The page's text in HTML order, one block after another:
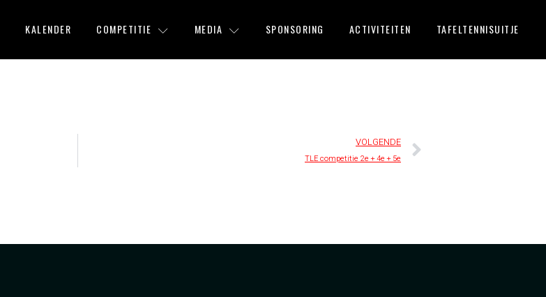
KALENDER COMPETITIE MEDIA SPONSORING ACTIVITEITEN TAFELTENNISUITJE
VOLGENDE
TLE competitie 2e + 4e + 5e